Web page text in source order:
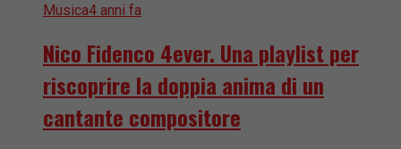
Musica4 anni fa
Nico Fidenco 4ever. Una playlist per
riscoprire la doppia anima di un
cantante compositore